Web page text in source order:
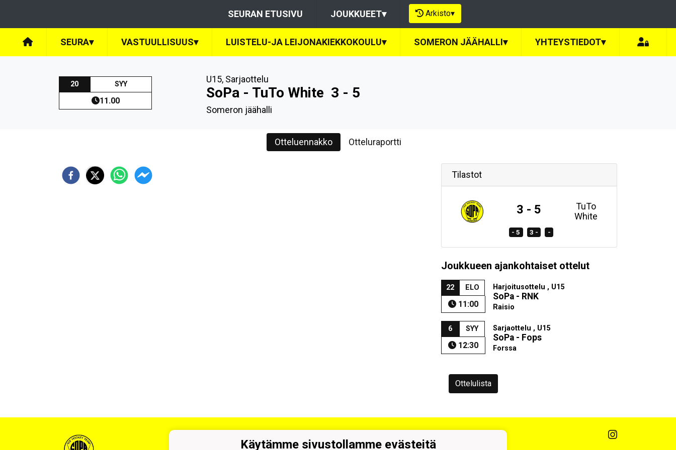
SEURAN ETUSIVU JOUKKUEET▾ Arkisto▾
SEURA▾ VASTUULLISUUS▾ LUISTELU-JA LEIJONAKIEKKOKOULU▾ SOMERON JÄÄHALLI▾ YHTEYSTIEDOT▾
20 SYY
11.00
U15, Sarjaottelu
SoPa - TuTo White 3 - 5
Someron jäähalli
Otteluennakko Otteluraportti
Tilastot
3 - 5
TuTo
White
- 5 3 - -
Joukkueen ajankohtaiset ottelut
22 ELO
11:00
Harjoitusottelu , U15
SoPa - RNK
Raisio
6 SYY
12:30
Sarjaottelu , U15
SoPa - Fops
Forssa
Ottelulista
Joensuuntie 51Käytämme sivustollamme evästeitä